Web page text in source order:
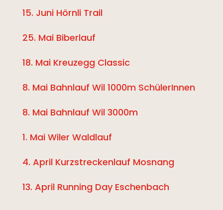
15. Juni Hörnli Trail
25. Mai Biberlauf
18. Mai Kreuzegg Classic
8. Mai Bahnlauf Wil 1000m SchülerInnen
8. Mai Bahnlauf Wil 3000m
1. Mai Wiler Waldlauf
4. April Kurzstreckenlauf Mosnang
13. April Running Day Eschenbach